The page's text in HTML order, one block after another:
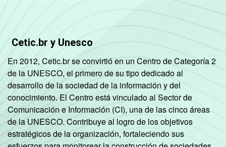
Cetic.br y Unesco
En 2012, Cetic.br se convirtió en un Centro de Categoría 2
de la UNESCO, el primero de su tipo dedicado al
desarrollo de la sociedad de la información y del
conocimiento. El Centro está vinculado al Sector de
Comunicación e Información (CI), una de las cinco áreas
de la UNESCO. Contribuye al logro de los objetivos
estratégicos de la organización, fortaleciendo sus